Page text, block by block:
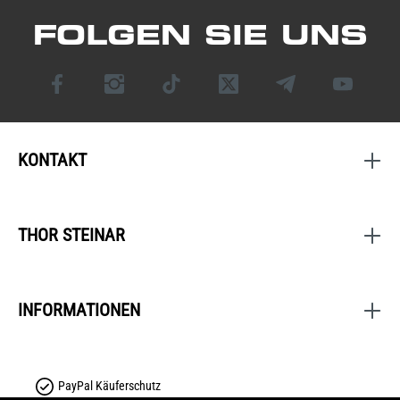
FOLGEN SIE UNS
KONTAKT
THOR STEINAR
INFORMATIONEN
PayPal Käuferschutz